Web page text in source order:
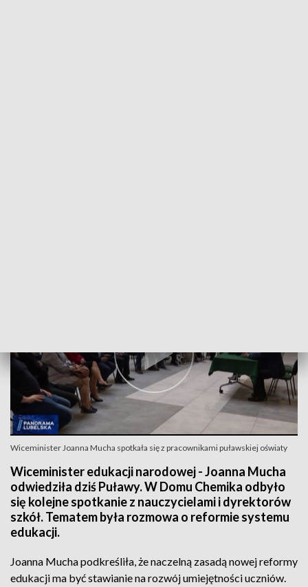
Wiceminister Joanna Mucha spotkała się z pracownikami puławskiej oświaty
Wiceminister edukacji narodowej - Joanna Mucha
odwiedziła dziś Puławy. W Domu Chemika odbyło
się kolejne spotkanie z nauczycielami i dyrektorów
szkół. Tematem była rozmowa o reformie systemu
edukacji.
Joanna Mucha podkreśliła, że naczelną zasadą nowej reformy
edukacji ma być stawianie na rozwój umiejętności uczniów.